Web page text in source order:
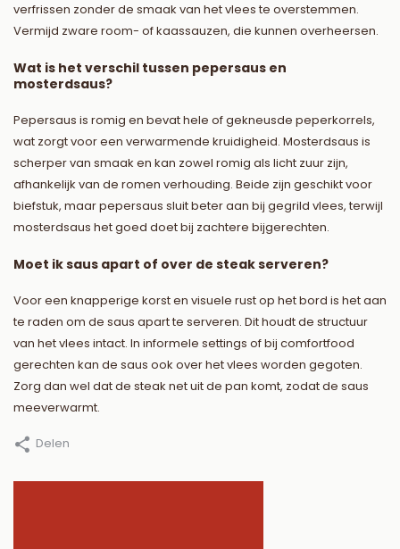
verfrissen zonder de smaak van het vlees te overstemmen.
Vermijd zware room- of kaassauzen, die kunnen overheersen.
Wat is het verschil tussen pepersaus en
mosterdsaus?
Pepersaus is romig en bevat hele of gekneusde peperkorrels,
wat zorgt voor een verwarmende kruidigheid. Mosterdsaus is
scherper van smaak en kan zowel romig als licht zuur zijn,
afhankelijk van de romen verhouding. Beide zijn geschikt voor
biefstuk, maar pepersaus sluit beter aan bij gegrild vlees, terwijl
mosterdsaus het goed doet bij zachtere bijgerechten.
Moet ik saus apart of over de steak serveren?
Voor een knapperige korst en visuele rust op het bord is het aan
te raden om de saus apart te serveren. Dit houdt de structuur
van het vlees intact. In informele settings of bij comfortfood
gerechten kan de saus ook over het vlees worden gegoten.
Zorg dan wel dat de steak net uit de pan komt, zodat de saus
meeverwarmt.
Delen